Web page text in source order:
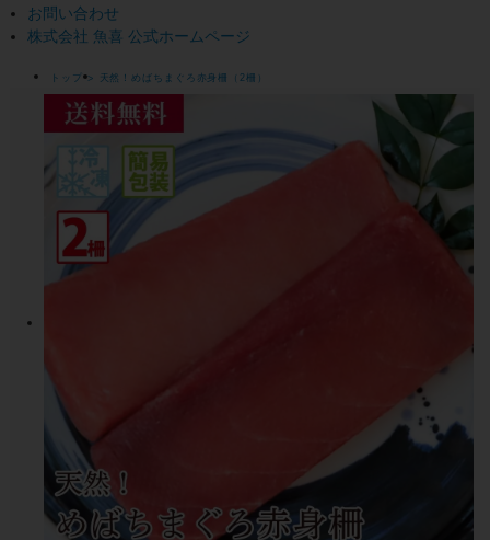
お問い合わせ
株式会社 魚喜 公式ホームページ
トップ 天然！めばちまぐろ赤身柵（2柵）